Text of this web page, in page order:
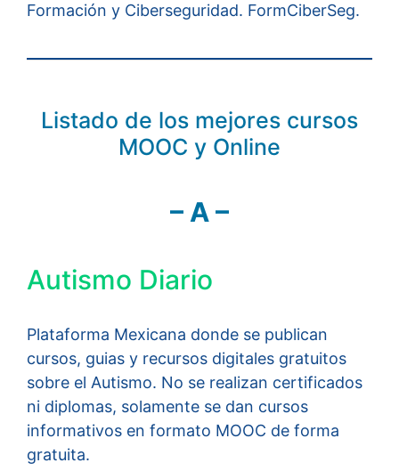
Formación y Ciberseguridad. FormCiberSeg.
Listado de los mejores cursos
MOOC y Online
– A –
Autismo Diario
Plataforma Mexicana donde se publican
cursos, guias y recursos digitales gratuitos
sobre el Autismo. No se realizan certificados
ni diplomas, solamente se dan cursos
informativos en formato MOOC de forma
gratuita.